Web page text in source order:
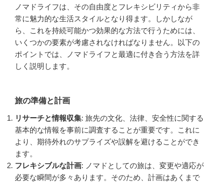
ノマドライフは、その自由度とフレキシビリティから非
常に魅力的な生活スタイルとなり得ます。しかしなが
ら、これを持続可能かつ効果的な方法で行うためには、
いくつかの要素が考慮されなければなりません。以下の
ポイントでは、ノマドライフと最適に付き合う方法を詳
しく説明します。
旅の準備と計画
リサーチと情報収集: 旅先の文化、法律、安全性に関する
基本的な情報を事前に調査することが重要です。これに
より、期待外れのサプライズや誤解を避けることができ
ます。
フレキシブルな計画: ノマドとしての旅は、変更や適応が
必要な瞬間が多々あります。そのため、計画はあくまで